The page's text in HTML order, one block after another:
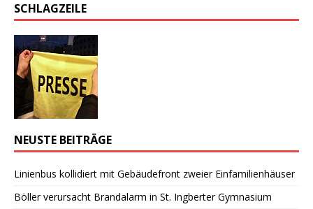
SCHLAGZEILE
NEUSTE BEITRÄGE
Linienbus kollidiert mit Gebäudefront zweier Einfamilienhäuser
Böller verursacht Brandalarm in St. Ingberter Gymnasium